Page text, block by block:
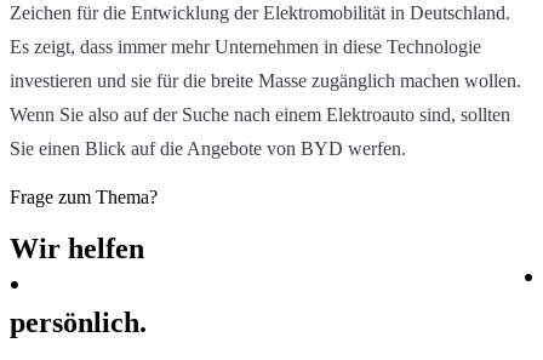
Zeichen für die Entwicklung der Elektromobilität in Deutschland.
Es zeigt, dass immer mehr Unternehmen in diese Technologie
investieren und sie für die breite Masse zugänglich machen wollen.
Wenn Sie also auf der Suche nach einem Elektroauto sind, sollten
Sie einen Blick auf die Angebote von BYD werfen.
Frage zum Thema?
Wir helfen
persönlich.